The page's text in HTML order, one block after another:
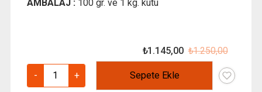
AMBALAJ : 100 gr. ve 1 kg. kutu
₺1.250,00
fiyat:
₺
₺1.145,00
andaki
fiyat:
-
Clovex
1000
+ Sepete Ekle